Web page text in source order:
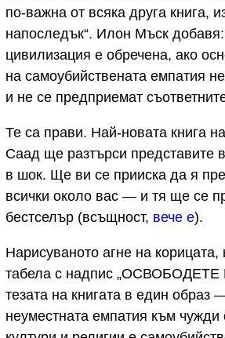
по-важна от всяка друга книга,
напоследък“. Илон Мъск
цивилизация е обречена, ако
на самоубийствената емпатия
и не се предприемат
Те са прави. Най-новата книга
Саад ще разтърси представите
в шок. Ще ви се прииска да я
всички около вас — и тя ще се
бестселър (всъщност, вече е).
Нарисуваното агне на корицата,
табела с надпис
тезата на книгата в един образ
неуместната емпатия към чужди